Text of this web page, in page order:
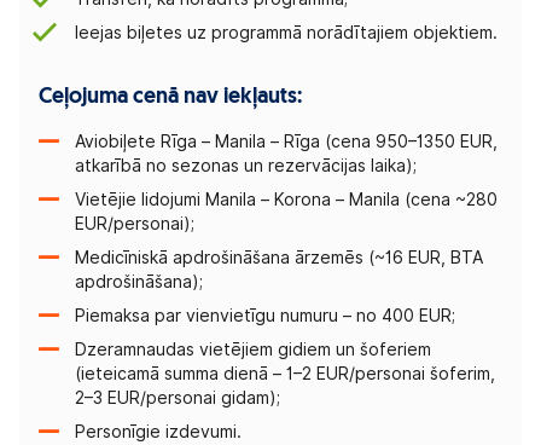
Ieejas biļetes uz programmā norādītajiem objektiem.
Ceļojuma cenā nav iekļauts:
Aviobiļete Rīga – Manila – Rīga (cena 950–1350 EUR,
atkarībā no sezonas un rezervācijas laika);
Vietējie lidojumi Manila – Korona – Manila (cena ~280
EUR/personai);
Medicīniskā apdrošināšana ārzemēs (~16 EUR, BTA
apdrošināšana);
Piemaksa par vienvietīgu numuru – no 400 EUR;
Dzeramnaudas vietējiem gidiem un šoferiem
(ieteicamā summa dienā – 1–2 EUR/personai šoferim,
2–3 EUR/personai gidam);
Personīgie izdevumi.